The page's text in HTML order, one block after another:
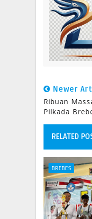
Newer
Ribuan
Pilkada
RELATED
BREBES